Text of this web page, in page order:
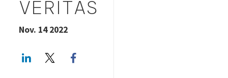
VERITAS
Nov. 14 2022
LinkedInTwitter